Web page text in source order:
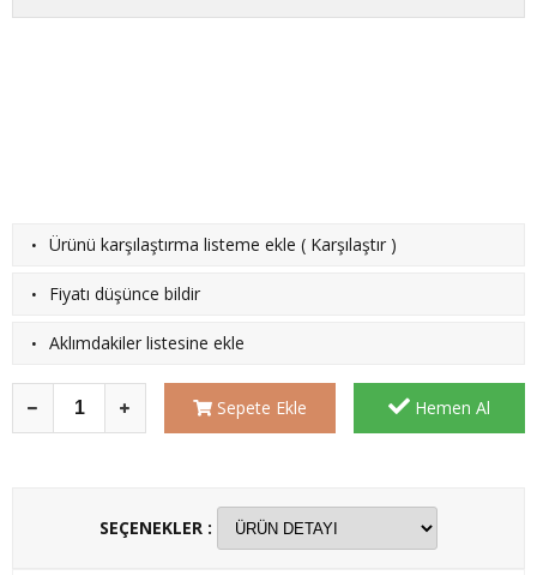
· Ürünü karşılaştırma listeme ekle ( Karşılaştır )
· Fiyatı düşünce bildir
· Aklımdakiler listesine ekle
Sepete Ekle Hemen Al
SEÇENEKLER :